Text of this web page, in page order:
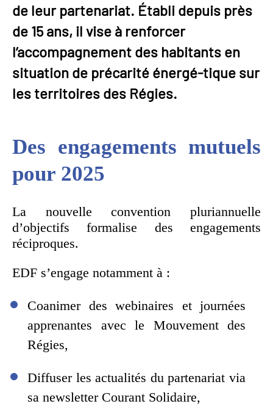
de leur partenariat. Établi depuis près
de 15 ans, il vise à renforcer
l’accompagnement des habitants en
situation de précarité énergé-tique sur
les territoires des Régies.
Des engagements mutuels
pour 2025
La nouvelle convention pluriannuelle
d’objectifs formalise des engagements
réciproques.
EDF s’engage notamment à :
Coanimer des webinaires et journées
apprenantes avec le Mouvement des
Régies,
Diffuser les actualités du partenariat via
sa newsletter Courant Solidaire,